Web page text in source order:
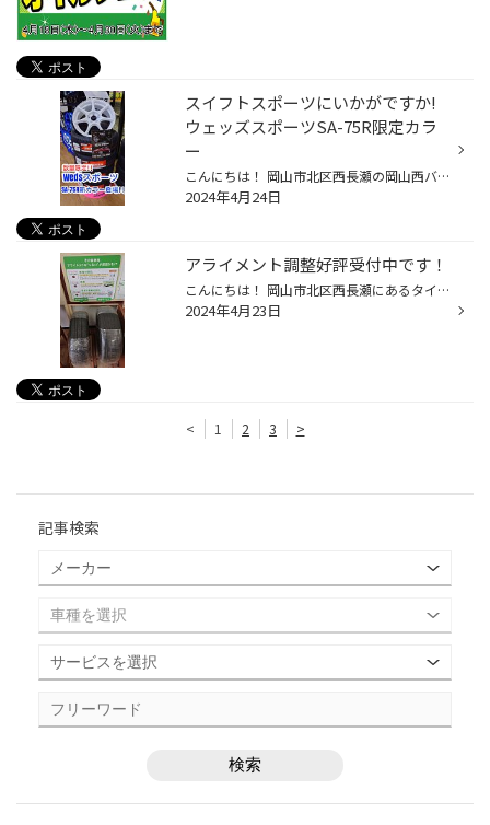
スイフトスポーツにいかがですか!
ウェッズスポーツSA-75R限定カラ
ー
こんにちは！ 岡山市北区西長瀬の岡山西バイパス沿いにあります、タイヤ館岡山西長瀬店スタッフのスマスです！ いつも当店のWebページをご覧いただきありがとうございます！ 本日はウェッズスポーツ・SA-75RのNewカラーを紹介します！ なお、こちらは数量限定品です！！ 当店在庫はあとスイフトスポ...
2024年4月24日
アライメント調整好評受付中です！
こんにちは！ 岡山市北区西長瀬にあるタイヤ館岡山西長瀬店スタッフのスマスです！ 当店のWebページをご覧いただきありがとうございます！ 今日も雨が降ったり止んだりと安定しない天気ですね！ 濡れた路面ではブレーキの制動距離も伸びてしまいますのでタイヤのミゾが少ない方はお気をつけください...
2024年4月23日
< 1 2 3 >
記事検索